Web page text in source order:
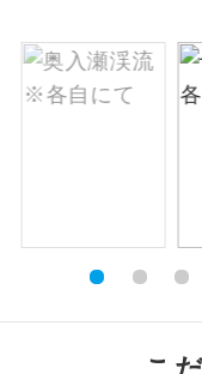
温泉
露天風呂
全食事付き